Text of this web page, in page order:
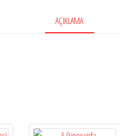
AÇIKLAMA